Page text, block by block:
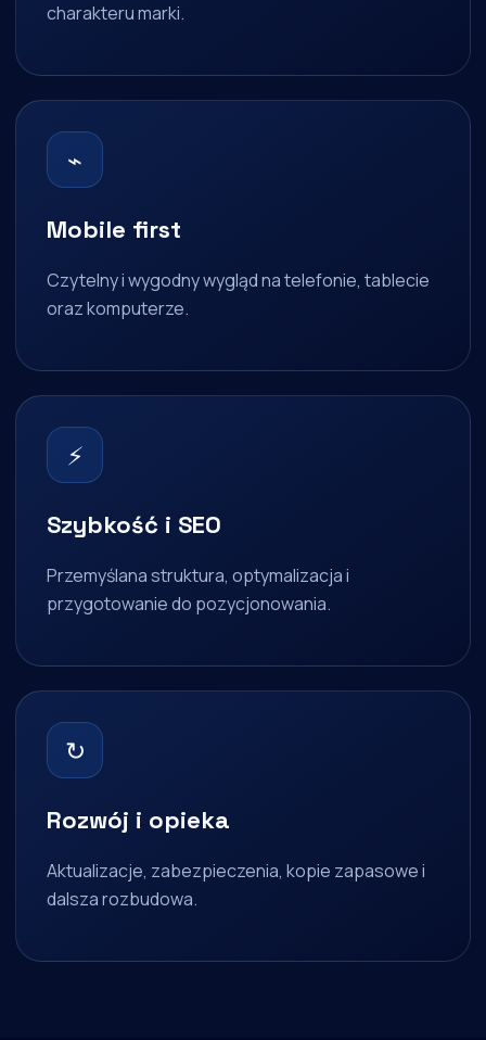
charakteru marki.
⌁
Mobile first
Czytelny i wygodny wygląd na telefonie, tablecie
oraz komputerze.
⚡
Szybkość i SEO
Przemyślana struktura, optymalizacja i
przygotowanie do pozycjonowania.
↻
Rozwój i opieka
Aktualizacje, zabezpieczenia, kopie zapasowe i
dalsza rozbudowa.